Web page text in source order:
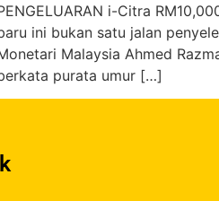
i-Citra
ini bukan satu jalan
Malaysia Ahmed
purata umur […]